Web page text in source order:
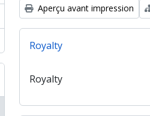
Aperçu avant impression
Royalty
Royalty